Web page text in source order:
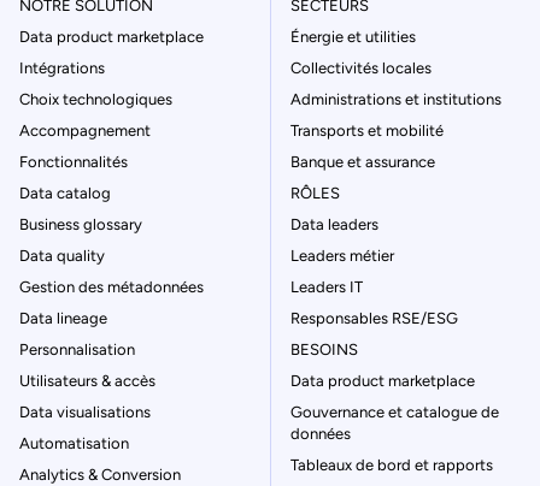
NOTRE SOLUTION
Data product marketplace
Intégrations
Choix technologiques
Accompagnement
Fonctionnalités
Data catalog
Business glossary
Data quality
Gestion des métadonnées
Data lineage
Personnalisation
Utilisateurs & accès
Data visualisations
Automatisation
Analytics & Conversion
SECTEURS
Énergie et utilities
Collectivités locales
Administrations et institutions
Transports et mobilité
Banque et assurance
RÔLES
Data leaders
Leaders métier
Leaders IT
Responsables RSE/ESG
BESOINS
Data product marketplace
Gouvernance et catalogue de
données
Tableaux de bord et rapports